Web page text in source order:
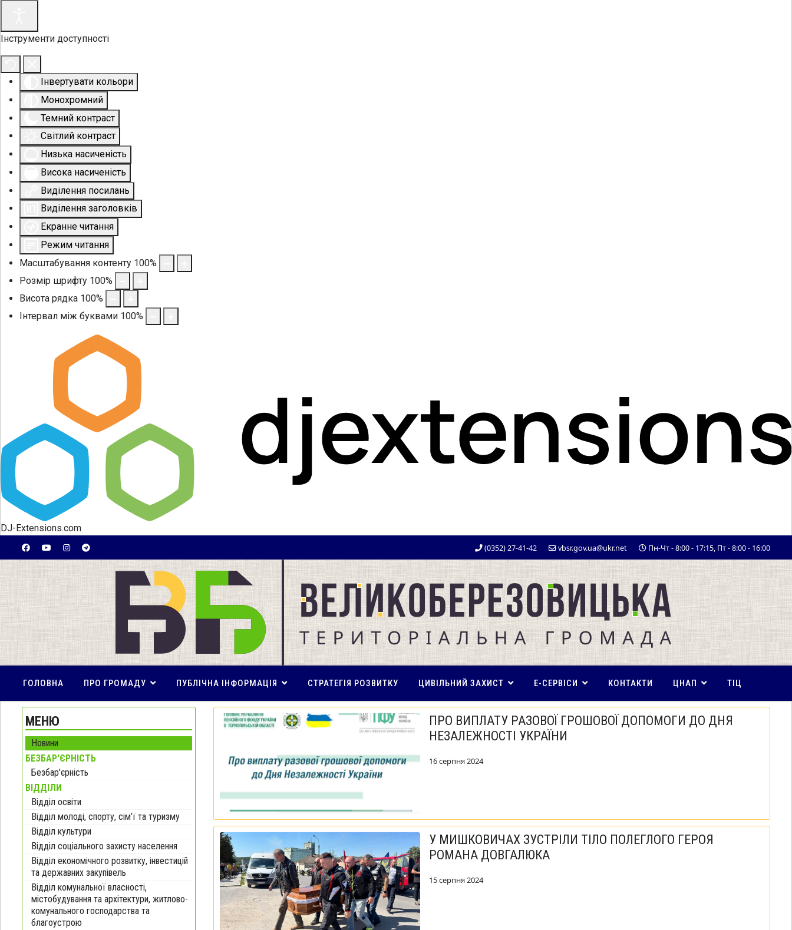
Інструменти доступності
Інвертувати кольори
Монохромний
Темний контраст
Світлий контраст
Низька насиченість
Висока насиченість
Виділення посилань
Виділення заголовків
Екранне читання
Режим читання
Масштабування контенту 100%
Розмір шрифту 100%
Висота рядка 100%
Інтервал між буквами 100%
DJ-Extensions.com
(0352) 27-41-42 vbsr.gov.ua@ukr.net Пн-Чт - 8:00 - 17:15, Пт - 8:00 - 16:00
ГОЛОВНА ПРО ГРОМАДУ ПУБЛІЧНА ІНФОРМАЦІЯ СТРАТЕГІЯ РОЗВИТКУ ЦИВІЛЬНИЙ ЗАХИСТ E-СЕРВІСИ КОНТАКТИ ЦНАП ТІЦ
МЕНЮ
Новини
БЕЗБАР'ЄРНІСТЬ
Безбар'єрність
ВІДДІЛИ
Відділ освіти
Відділ молоді, спорту, сім’ї та туризму
Відділ культури
Відділ соціального захисту населення
Відділ економічного розвитку, інвестицій
та державних закупівель
Відділ комунальної власності,
містобудування та архітектури, житлово-
комунального господарства та
благоустрою
ПРО ВИПЛАТУ РАЗОВОЇ ГРОШОВОЇ ДОПОМОГИ ДО ДНЯ
НЕЗАЛЕЖНОСТІ УКРАЇНИ
16 серпня 2024
У МИШКОВИЧАХ ЗУСТРІЛИ ТІЛО ПОЛЕГЛОГО ГЕРОЯ
РОМАНА ДОВГАЛЮКА
15 серпня 2024